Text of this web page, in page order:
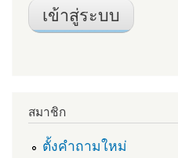
สมาชิก
ตั้งคำถามใหม่